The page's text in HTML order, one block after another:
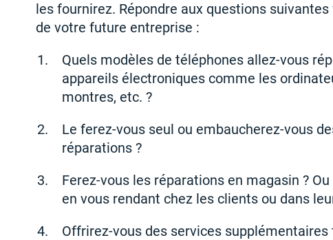
les fournirez. Répondre aux questions
de votre future entreprise :
Quels modèles de téléphones allez-vous
appareils électroniques comme les
montres, etc. ?
Le ferez-vous seul ou embaucherez-vous
réparations ?
Ferez-vous les réparations en magasin ?
en vous rendant chez les clients ou dans
Offrirez-vous des services